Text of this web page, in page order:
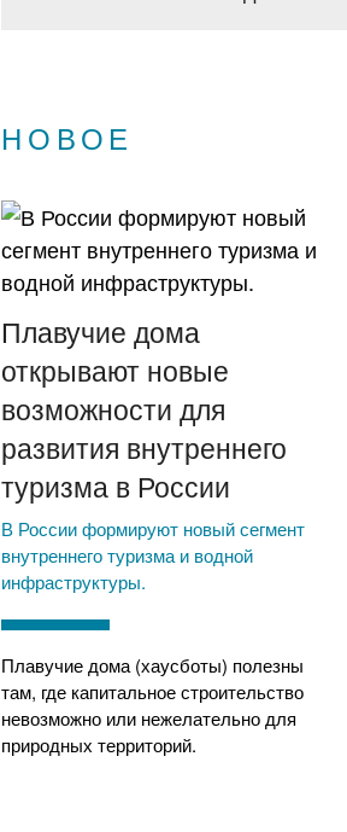
НОВОЕ
Плавучие дома
открывают новые
возможности для
развития внутреннего
туризма в России
В России формируют новый сегмент
внутреннего туризма и водной
инфраструктуры.
Плавучие дома (хаусботы) полезны
там, где капитальное строительство
невозможно или нежелательно для
природных территорий.